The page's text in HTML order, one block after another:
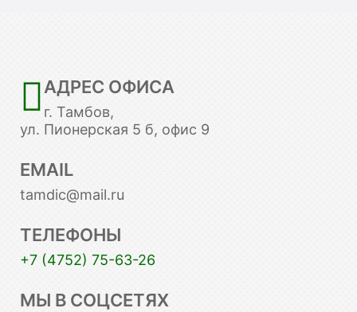
АДРЕС ОФИСА
г. Тамбов,
ул. Пионерская 5 б, офис 9
EMAIL
tamdic@mail.ru
ТЕЛЕФОНЫ
+7 (4752) 75-63-26
МЫ В СОЦСЕТЯХ